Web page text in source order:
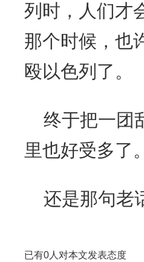
列时，人们才
那个时候，也
殴以色列了。
终于把一团
里也好受多了。
还是那句老
已有0 人对本文发表态度